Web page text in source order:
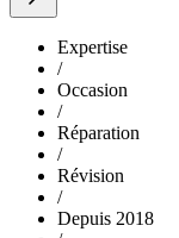
Expertise
/
Occasion
/
Réparation
/
Révision
/
Depuis 2018